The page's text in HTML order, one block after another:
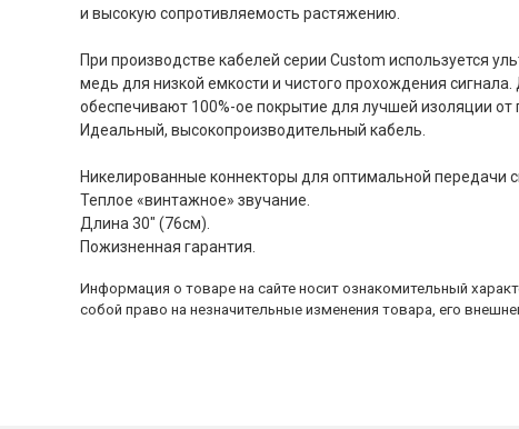
и высокую сопротивляемость растяжению.
При производстве кабелей серии Custom используется
медь для низкой емкости и чистого прохождения
обеспечивают 100%-ое покрытие для лучшей изоляции
Идеальный, высокопроизводительный кабель.
Никелированные коннекторы для оптимальной передачи
Теплое «винтажное» звучание.
Длина 30" (76см).
Пожизненная гарантия.
Информация о товаре на сайте носит ознакомительный
собой право на незначительные изменения товара, его